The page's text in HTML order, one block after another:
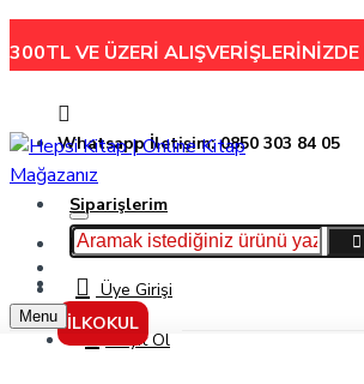
300TL VE ÜZERİ ALIŞVERİŞLERİNİZDE
Whatsapp İletişim: 0850 303 84 05
Siparişlerim
Hakkımızda
İletişimÜye Girişi
Kayıt Ol
İLKOKUL
Menu